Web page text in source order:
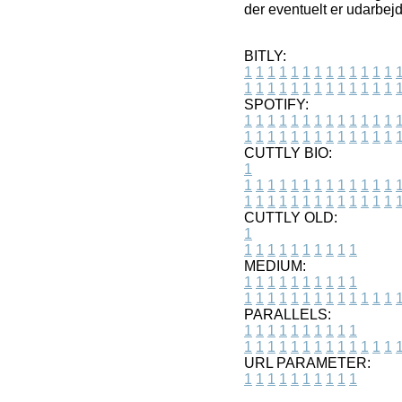
der eventuelt er
BITLY:
1 1 1 1 1 1 1 1 1 1 1 1 1 1
1 1 1 1 1 1 1 1 1 1 1 1 1 1
SPOTIFY:
1 1 1 1 1 1 1 1 1 1 1 1 1 1
1 1 1 1 1 1 1 1 1 1 1 1 1 1
CUTTLY BIO:
1
1 1 1 1 1 1 1 1 1 1 1 1 1 1
1 1 1 1 1 1 1 1 1 1 1 1 1 1
CUTTLY OLD:
1
1 1 1 1 1 1 1 1 1 1
MEDIUM:
1 1 1 1 1 1 1 1 1 1
1 1 1 1 1 1 1 1 1 1 1 1 1 1
PARALLELS:
1 1 1 1 1 1 1 1 1 1
1 1 1 1 1 1 1 1 1 1 1 1 1 1
URL PARAMETER:
1 1 1 1 1 1 1 1 1 1